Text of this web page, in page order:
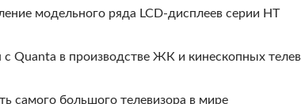
модельного ряда LCD-дисплеев серии HT
с Quanta в производстве ЖК и кинескопных
самого большого телевизора в мире